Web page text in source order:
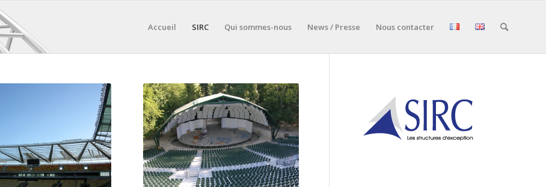
Accueil SIRC Qui sommes-nous News / Presse Nous contacter